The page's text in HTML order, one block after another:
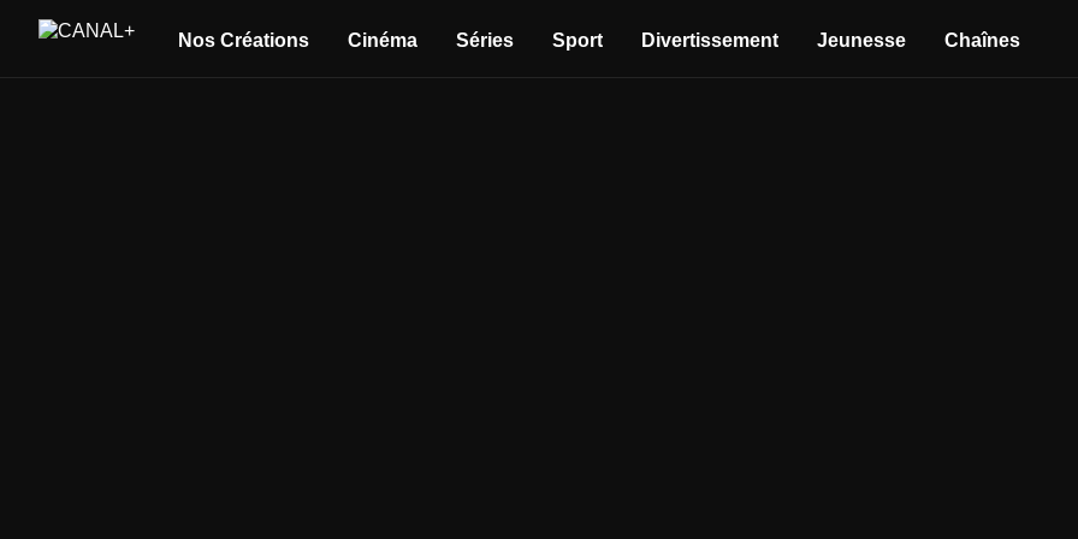
Nos Créations Cinéma Séries Sport Divertissement Jeunesse Chaînes